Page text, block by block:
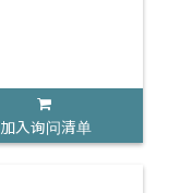
加入询问清单